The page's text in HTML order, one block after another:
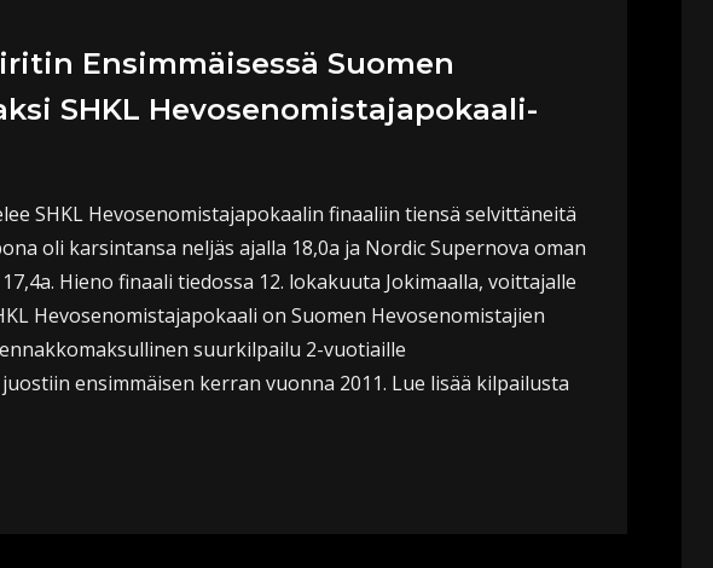
Ensimmäisessä Suomen
SHKL Hevosenomistajapokaali-
SHKL Hevosenomistajapokaalin finaaliin tiensä selvittäneitä
oli karsintansa neljäs ajalla 18,0a ja Nordic Supernova oman
Hieno finaali tiedossa 12. lokakuuta Jokimaalla, voittajalle
Hevosenomistajapokaali on Suomen Hevosenomistajien
suurkilpailu 2-vuotiaille
ensimmäisen kerran vuonna 2011. Lue lisää kilpailusta